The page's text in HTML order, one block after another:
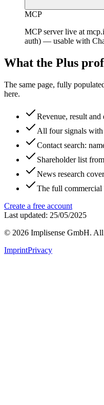
MCP
MCP server live at
auth) — usable with
What the Plus
The same page, fully
here.
Revenue, result
All four signals with
Contact search:
Shareholder list
News research
The full commercial
Create a free account
Last updated: 25/05/2025
© 2026 Implisense GmbH. All
ImprintPrivacy